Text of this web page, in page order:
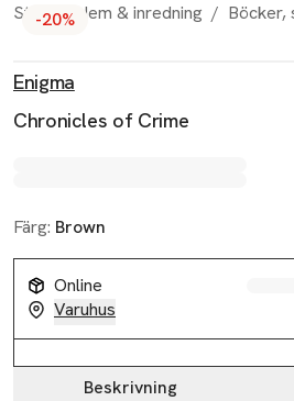
Start / Hem & inredning / Böcker,
-20%
Enigma
Chronicles of Crime
Färg: Brown
Online
Varuhus
Beskrivning